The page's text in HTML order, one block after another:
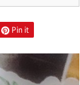
Pin it